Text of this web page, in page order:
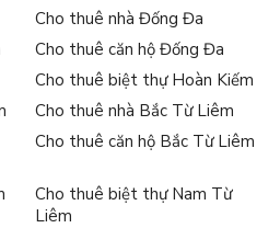
Cho thuê nhà Đống Đa
Cho thuê căn hộ Đống Đa
Cho thuê biệt thự Hoàn Kiếm
Cho thuê nhà Bắc Từ Liêm
Cho thuê căn hộ Bắc Từ Liêm
Cho thuê biệt thự Nam Từ
Liêm